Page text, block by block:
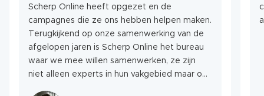
Scherp Online heeft opgezet en de
campagnes die ze ons hebben helpen maken.
Terugkijkend op onze samenwerking van de
afgelopen jaren is Scherp Online het bureau
waar we mee willen samenwerken, ze zijn
niet alleen experts in hun vakgebied maar ook